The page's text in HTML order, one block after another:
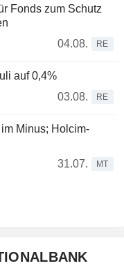
Fonds zum Schutz
04.08.
RE
auf 0,4%
03.08.
RE
Minus; Holcim-
31.07.
MT